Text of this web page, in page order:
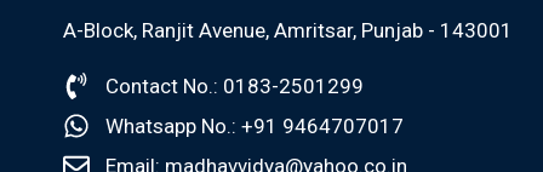
A-Block, Ranjit Avenue, Amritsar, Punjab - 143001
Contact No.: 0183-2501299
Whatsapp No.: +91 9464707017
Email: madhavvidya@yahoo.co.in